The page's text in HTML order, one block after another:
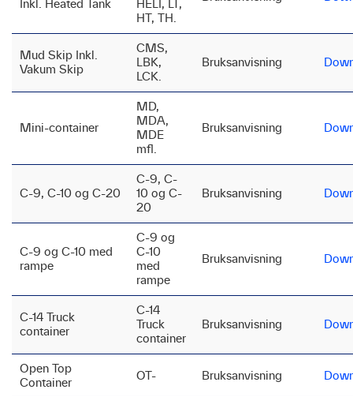
Inkl. Heated Tank
HELI, LT,
HT, TH.
Mud Skip Inkl.
Vakum Skip
CMS,
LBK,
LCK.
Bruksanvisning
Mini-container
MD,
MDA,
MDE
mfl.
Bruksanvisning
C-9, C-10 og C-20
C-9, C-
10 og C-
20
Bruksanvisning
C-9 og C-10 med
rampe
C-9 og
C-10
med
rampe
Bruksanvisning
C-14 Truck
container
C-14
Truck
container
Bruksanvisning
Open Top
Container
OT- Bruksanvisning